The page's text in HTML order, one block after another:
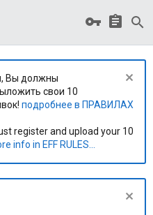
Вы должны
свои 10
подробнее в ПРАВИЛАХ
register and upload your 10
info in EFF RULES...